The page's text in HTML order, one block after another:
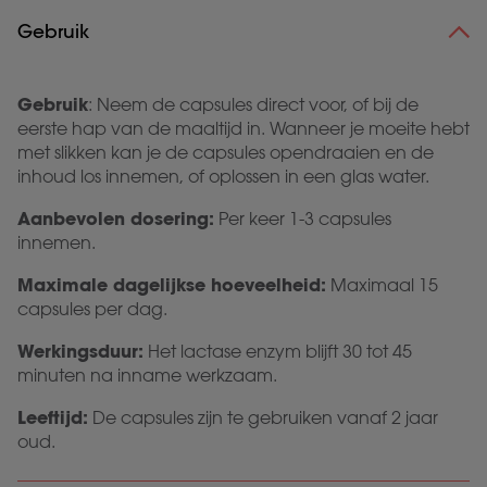
Gebruik
Gebruik: Neem de capsules direct voor, of bij de
eerste hap van de maaltijd in. Wanneer je moeite hebt
met slikken kan je de capsules opendraaien en de
inhoud los innemen, of oplossen in een glas water.
Aanbevolen dosering: Per keer 1-3 capsules
innemen.
Maximale dagelijkse hoeveelheid: Maximaal 15
capsules per dag.
Werkingsduur: Het lactase enzym blijft 30 tot 45
minuten na inname werkzaam.
Leeftijd: De capsules zijn te gebruiken vanaf 2 jaar
oud.